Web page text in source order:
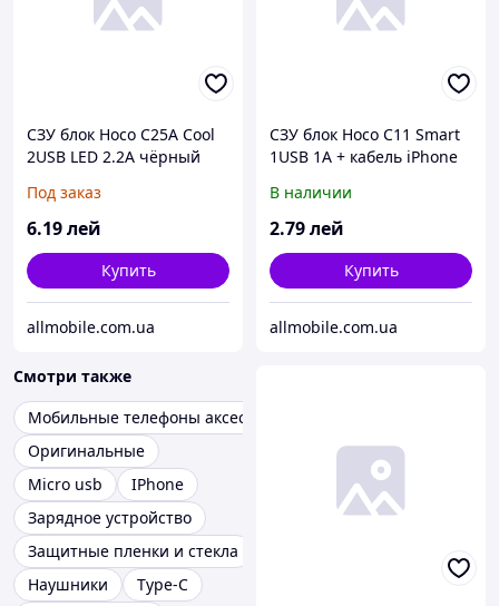
СЗУ блок Hoco C25A Cool
2USB LED 2.2A чёрный
Под заказ
6.19лей
Купить
allmobile.com.ua
СЗУ блок Hoco C11 Smart
1USB 1A + кабель iPhone
В наличии
2.79лей
Купить
allmobile.com.ua
Смотри также
Мобильные телефоны аксессуары
Оригинальные
Micro usb
IPhone
Зарядное устройство
Защитные пленки и стекла
Наушники
Type-C